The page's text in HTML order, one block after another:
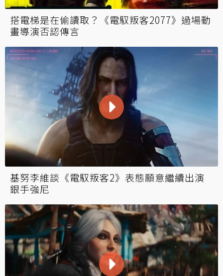
搭電梯是在偷讀取？《電馭叛客2077》過場動
畫導演否認傳言
基努李維談《電馭叛客2》表態願意繼續出演
銀手強尼